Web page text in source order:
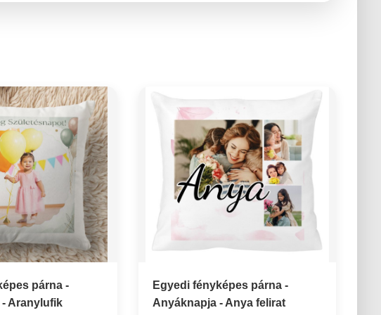
párna -
Aranylufik
Egyedi fényképes párna -
Anyáknapja - Anya felirat